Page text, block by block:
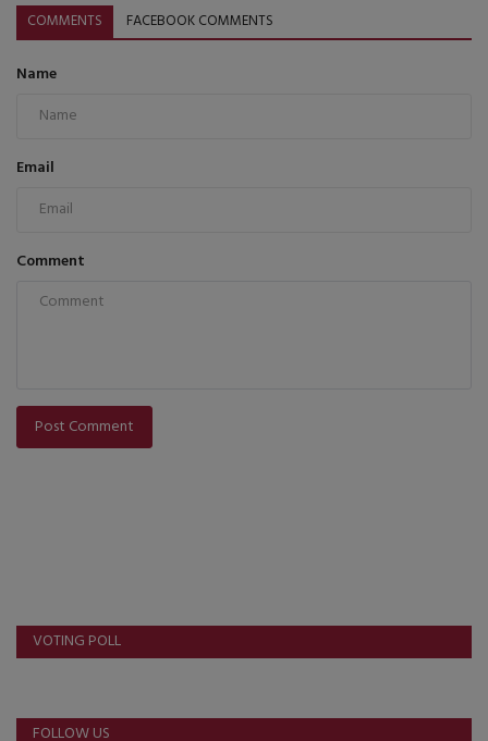
COMMENTS FACEBOOK COMMENTS
Name
Email
Comment
Post Comment
VOTING POLL
FOLLOW US